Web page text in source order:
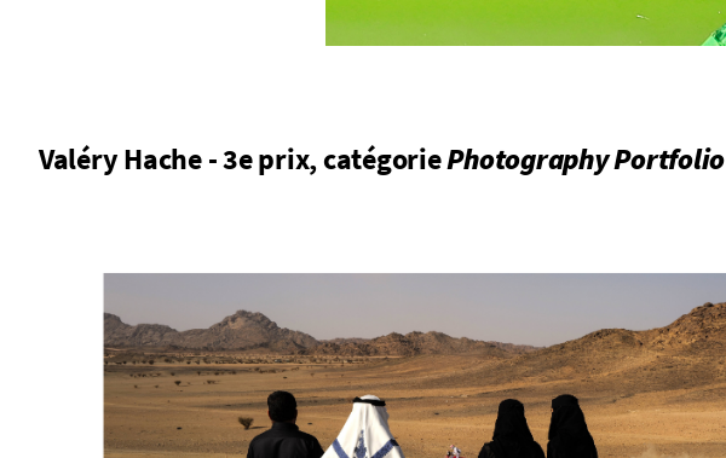
Valéry Hache - 3e prix, catégoriePhotography Portfolio